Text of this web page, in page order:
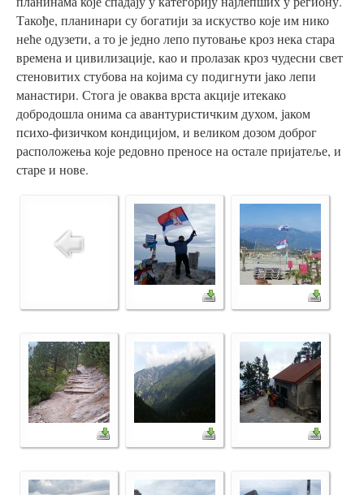
Такође, планинари су богатији за искуство које им нико
неће одузети, а то је једно лепо путовање кроз нека стара
времена и цивилизације, као и пролазак кроз чудесни свет
стеновитих стубова на којима су подигнути јако лепи
манастири. Стога је оваква врста акције итекако
добродошла онима са авантуристичким духом, јаком
психо-физичком кондицијом, и великом дозом доброг
расположења које редовно преносе на остале пријатеље, и
старе и нове.